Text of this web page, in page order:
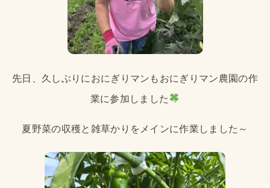
先日、久しぶりにおにぎりマンもおにぎりマン農園の作
業に参加しました
夏野菜の収穫と雑草かりをメインに作業しました～